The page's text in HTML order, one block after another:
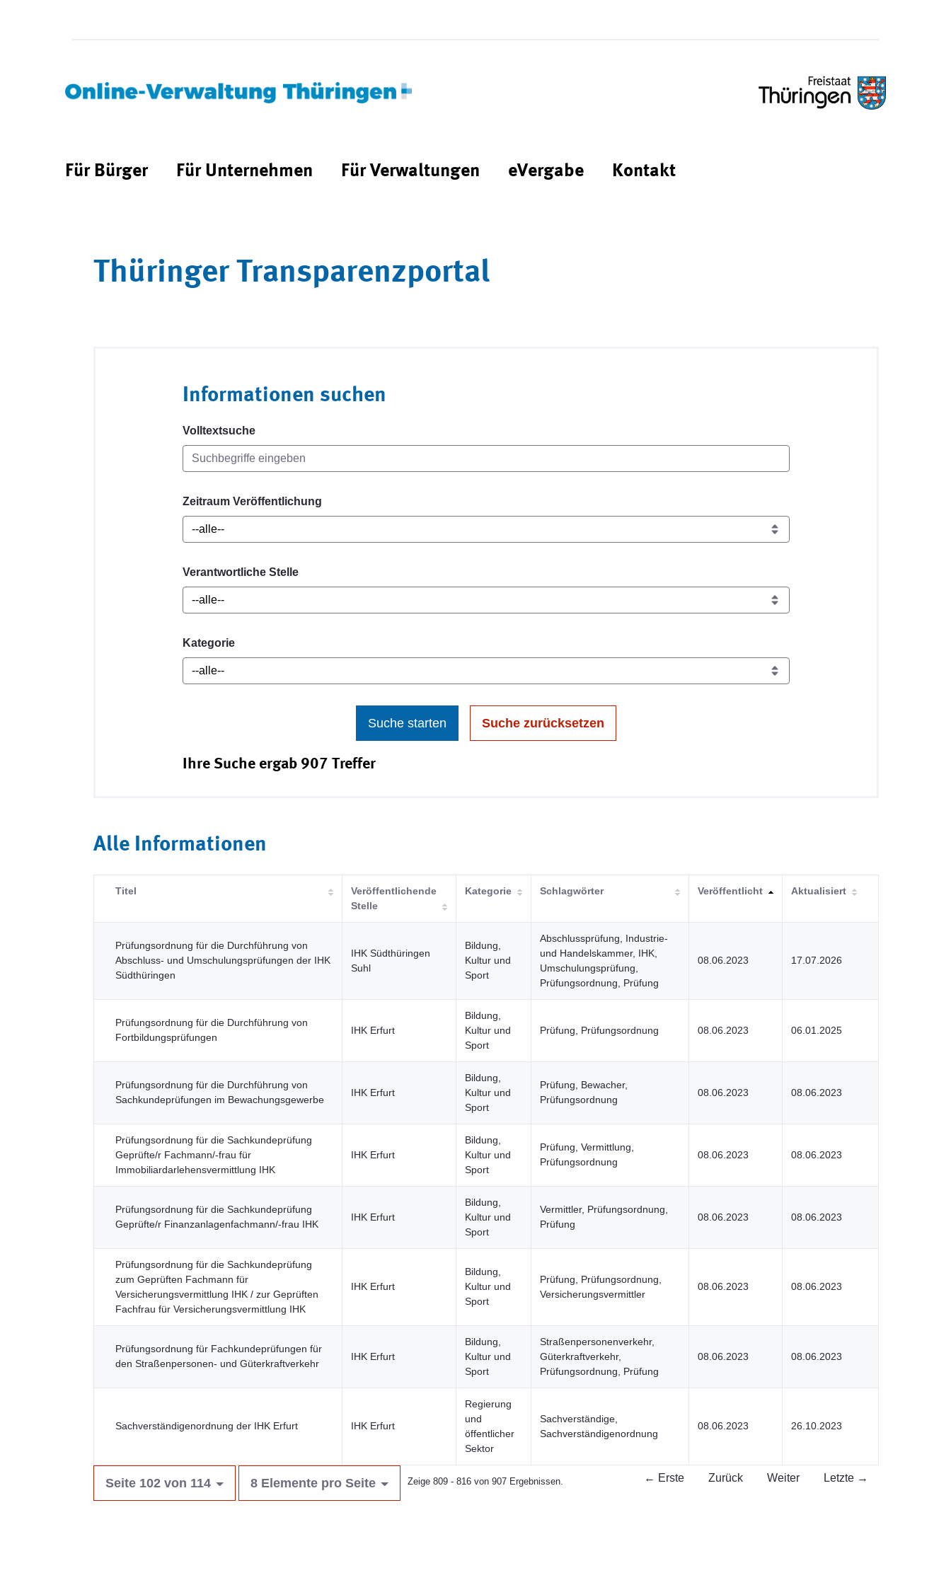
Für Bürger Für Unternehmen Für Verwaltungen eVergabe Kontakt
Thüringer Transparenzportal
Informationen suchen
Volltextsuche
Zeitraum Veröffentlichung
Verantwortliche Stelle
Kategorie
Suche starten Suche zurücksetzen
Ihre Suche ergab 907 Treffer
Alle Informationen
Titel
Veröffentlichende
Stelle
Kategorie Schlagwörter Veröffentlicht Aktualisiert
Prüfungsordnung für die Durchführung von
Abschluss- und Umschulungsprüfungen der IHK
Südthüringen
IHK Südthüringen
Suhl
Bildung,
Kultur und
Sport
Abschlussprüfung, Industrie-
und Handelskammer, IHK,
Umschulungsprüfung,
Prüfungsordnung, Prüfung
08.06.2023 17.07.2026
Prüfungsordnung für die Durchführung von
Fortbildungsprüfungen
IHK Erfurt
Bildung,
Kultur und
Sport
Prüfung, Prüfungsordnung 08.06.2023 06.01.2025
Prüfungsordnung für die Durchführung von
Sachkundeprüfungen im Bewachungsgewerbe
IHK Erfurt
Bildung,
Kultur und
Sport
Prüfung, Bewacher,
Prüfungsordnung
08.06.2023 08.06.2023
Prüfungsordnung für die Sachkundeprüfung
Geprüfte/r Fachmann/-frau für
Immobiliardarlehensvermittlung IHK
IHK Erfurt
Bildung,
Kultur und
Sport
Prüfung, Vermittlung,
Prüfungsordnung
08.06.2023 08.06.2023
Prüfungsordnung für die Sachkundeprüfung
Geprüfte/r Finanzanlagenfachmann/-frau IHK
IHK Erfurt
Bildung,
Kultur und
Sport
Vermittler, Prüfungsordnung,
Prüfung
08.06.2023 08.06.2023
Prüfungsordnung für die Sachkundeprüfung
zum Geprüften Fachmann für
Versicherungsvermittlung IHK / zur Geprüften
Fachfrau für Versicherungsvermittlung IHK
IHK Erfurt
Bildung,
Kultur und
Sport
Prüfung, Prüfungsordnung,
Versicherungsvermittler
08.06.2023 08.06.2023
Prüfungsordnung für Fachkundeprüfungen für
den Straßenpersonen- und Güterkraftverkehr
IHK Erfurt
Bildung,
Kultur und
Sport
Straßenpersonenverkehr,
Güterkraftverkehr,
Prüfungsordnung, Prüfung
08.06.2023 08.06.2023
Sachverständigenordnung der IHK Erfurt IHK Erfurt
Regierung
und
öffentlicher
Sektor
Sachverständige,
Sachverständigenordnung
08.06.2023 26.10.2023
Seite 102 von 114 8 Elemente pro Seite Zeige 809 - 816 von 907 Ergebnissen. ← Erste Zurück Weiter Letzte →